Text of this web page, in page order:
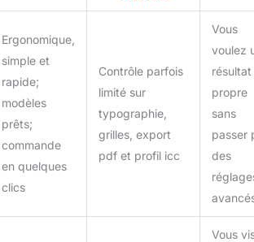
Ergonomique,
simple et
rapide;
modèles
prêts;
commande
en quelques
clics
Contrôle parfois
limité sur
typographie,
grilles, export
pdf et profil icc
Vous
voulez
résultat
propre
sans
passer
des
Vous